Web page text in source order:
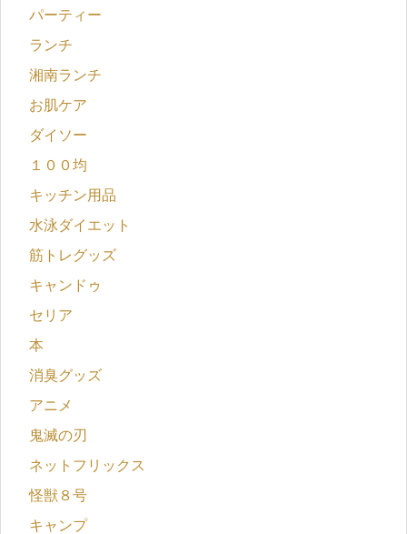
パーティー
ランチ
湘南ランチ
お肌ケア
ダイソー
１００均
キッチン用品
水泳ダイエット
筋トレグッズ
キャンドゥ
セリア
本
消臭グッズ
アニメ
鬼滅の刃
ネットフリックス
怪獣８号
キャンプ